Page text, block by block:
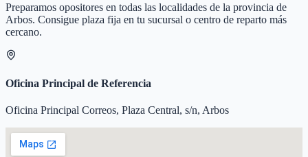
Preparamos opositores en todas las localidades de la provincia de
Arbos. Consigue plaza fija en tu sucursal o centro de reparto más
cercano.
Oficina Principal de Referencia
Oficina Principal Correos, Plaza Central, s/n, Arbos